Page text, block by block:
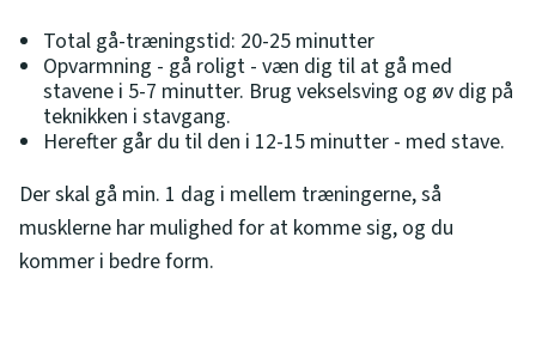
Total gå-træningstid: 20-25 minutter
Opvarmning - gå roligt - væn dig til at gå med
stavene i 5-7 minutter. Brug vekselsving og øv dig på
teknikken i stavgang.
Herefter går du til den i 12-15 minutter - med stave.
Der skal gå min. 1 dag i mellem træningerne, så
musklerne har mulighed for at komme sig, og du
kommer i bedre form.